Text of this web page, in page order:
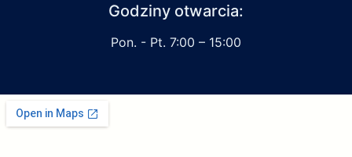
Godziny otwarcia:
Pon. - Pt. 7:00 – 15:00